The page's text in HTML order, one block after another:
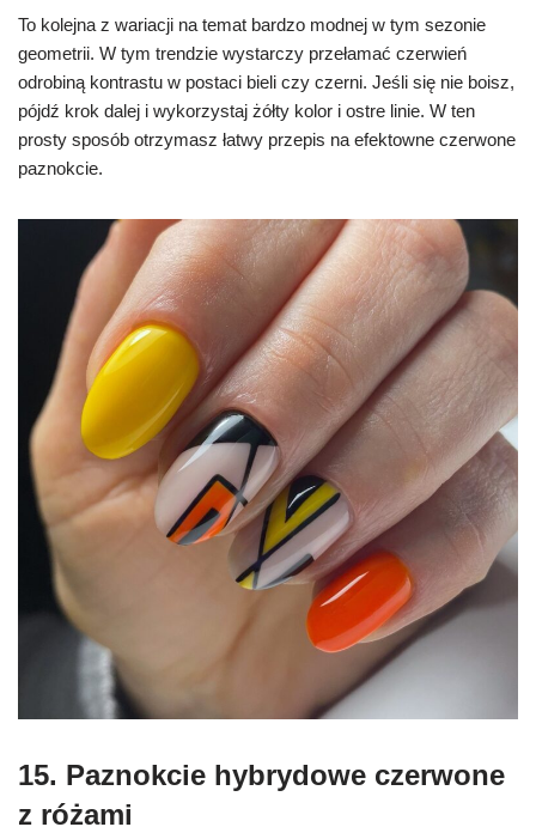
To kolejna z wariacji na temat bardzo modnej w tym sezonie
geometrii. W tym trendzie wystarczy przełamać czerwień
odrobiną kontrastu w postaci bieli czy czerni. Jeśli się nie boisz,
pójdź krok dalej i wykorzystaj żółty kolor i ostre linie. W ten
prosty sposób otrzymasz łatwy przepis na efektowne czerwone
paznokcie.
15. Paznokcie hybrydowe czerwone
z różami